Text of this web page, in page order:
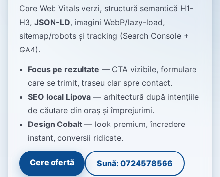
Core Web Vitals verzi, structură semantică H1–
H3, JSON-LD, imagini WebP/lazy-load,
sitemap/robots și tracking (Search Console +
GA4).
Focus pe rezultate — CTA vizibile, formulare
care se trimit, traseu clar spre contact.
SEO local Lipova — arhitectură după intențiile
de căutare din oraș și împrejurimi.
Design Cobalt — look premium, încredere
instant, conversii ridicate.
Cere ofertă Sună: 0724578566